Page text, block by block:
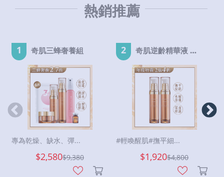
熱銷推薦
1 奇肌三蜂奢養組
專為乾燥、缺水、彈...
$2,580$9,380
2 奇肌逆齡精華液 EX-2瓶
#輕喚醒肌#撫平細...
$1,920$4,800